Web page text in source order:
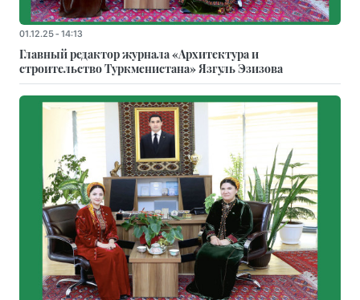
01.12.25 - 14:13
Главный редактор журнала «Архитектура и
строительство Туркменистана» Язгуль Эзизова